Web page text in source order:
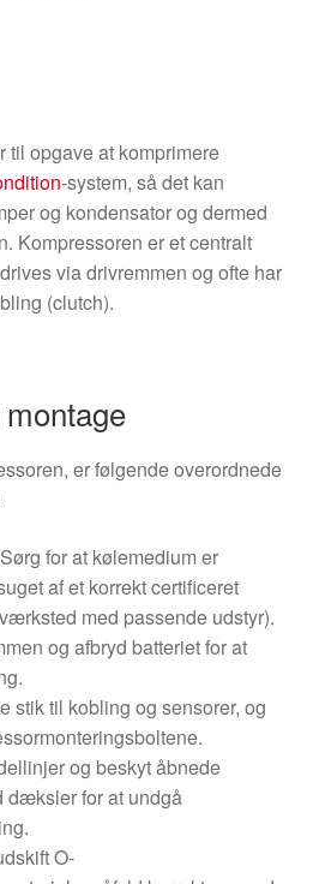
til opgave at komprimere
-system, så det kan
og kondensator og dermed
Kompressoren er et centralt
via drivremmen og ofte har
(clutch).
er følgende overordnede
for at kølemedium er
af et korrekt certificeret
med passende udstyr).
og afbryd batteriet for at
stik til kobling og sensorer, og
og beskyt åbnede
dæksler for at undgå
O-